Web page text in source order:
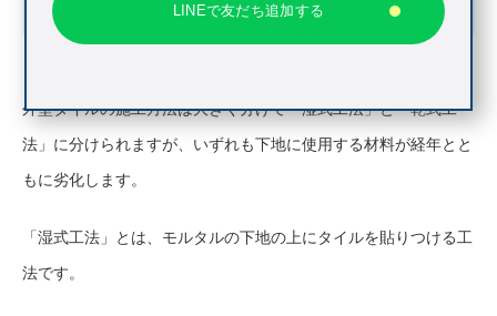
下地材が劣化する
外壁タイルの施工方法は大きく分けて「湿式工法」と「乾式工
法」に分けられますが、いずれも下地に使用する材料が経年とと
もに劣化します。
「湿式工法」とは、モルタルの下地の上にタイルを貼りつける工
法です。
LINEで友だち追加する